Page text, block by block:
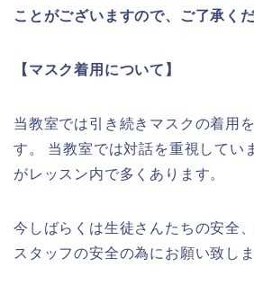
ことがございますので、ご了承く
【マスク着用について】
当教室では引き続きマスクの着用
す。 当教室では対話を重視してい
がレッスン内で多くあります。
今しばらくは生徒さんたちの安全
スタッフの安全の為にお願い致しま